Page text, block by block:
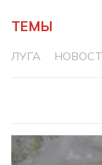
ТЕМЫ
ЛУГА